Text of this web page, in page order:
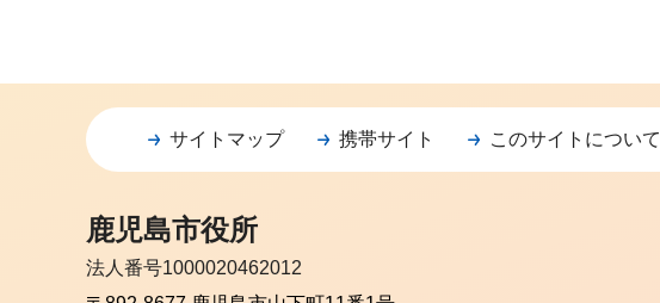
サイトマップ 携帯サイト このサイトについて
鹿児島市役所
法人番号1000020462012